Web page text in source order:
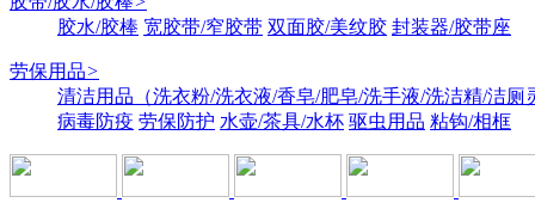
胶水/胶棒 宽胶带/窄胶带 双面胶/美纹胶 封装器/胶带座
劳保用品>
清洁用品（洗衣粉/洗衣液/香皂/肥皂/洗手液/洗洁精/洁厕
病毒防疫 劳保防护 水壶/茶具/水杯 驱虫用品 粘钩/相框